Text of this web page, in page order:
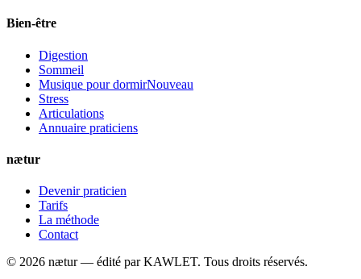
Bien-être
Digestion
Sommeil
Musique pour dormirNouveau
Stress
Articulations
Annuaire praticiens
nætur
Devenir praticien
Tarifs
La méthode
Contact
© 2026 nætur — édité par KAWLET. Tous droits réservés.